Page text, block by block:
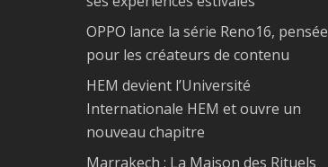
OPPO lance la série Reno16, pensée
pour les créateurs de contenu
HEM devient l’Université
Internationale HEM et ouvre un
nouveau chapitre
Marrakech : La Maison des Rituels